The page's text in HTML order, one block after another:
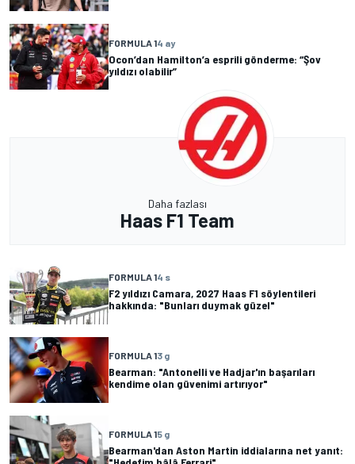
FORMULA 14 ay
Ocon’dan Hamilton’a esprili gönderme: “Şov
yıldızı olabilir”
Daha fazlası
Haas F1 Team
FORMULA 14 s
F2 yıldızı Camara, 2027 Haas F1 söylentileri
hakkında: "Bunları duymak güzel"
FORMULA 13 g
Bearman: "Antonelli ve Hadjar'ın başarıları
kendime olan güvenimi artırıyor"
FORMULA 15 g
Bearman'dan Aston Martin iddialarına net yanıt: